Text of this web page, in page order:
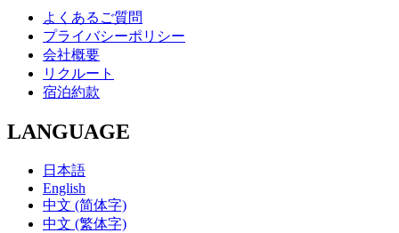
よくあるご質問
プライバシーポリシー
会社概要
リクルート
宿泊約款
LANGUAGE
日本語
English
中文 (简体字)
中文 (繁体字)